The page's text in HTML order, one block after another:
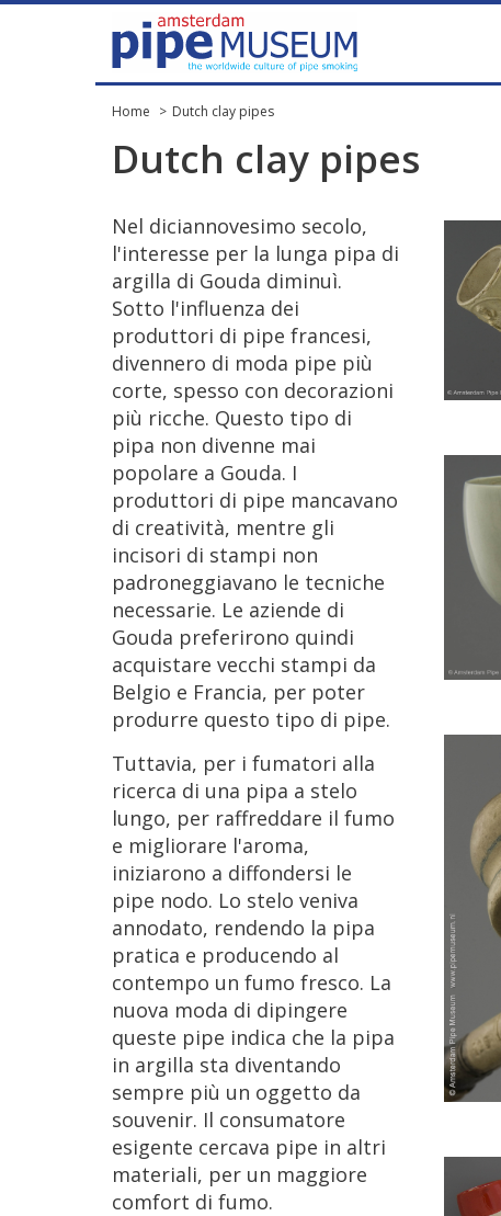
Home Dutch clay pipes
Dutch clay pipes
Nel diciannovesimo secolo,
l'interesse per la lunga pipa di
argilla di Gouda diminuì.
Sotto l'influenza dei
produttori di pipe francesi,
divennero di moda pipe più
corte, spesso con decorazioni
più ricche. Questo tipo di
pipa non divenne mai
popolare a Gouda. I
produttori di pipe mancavano
di creatività, mentre gli
incisori di stampi non
padroneggiavano le tecniche
necessarie. Le aziende di
Gouda preferirono quindi
acquistare vecchi stampi da
Belgio e Francia, per poter
produrre questo tipo di pipe.
Tuttavia, per i fumatori alla
ricerca di una pipa a stelo
lungo, per raffreddare il fumo
e migliorare l'aroma,
iniziarono a diffondersi le
pipe nodo. Lo stelo veniva
annodato, rendendo la pipa
pratica e producendo al
contempo un fumo fresco. La
nuova moda di dipingere
queste pipe indica che la pipa
in argilla sta diventando
sempre più un oggetto da
souvenir. Il consumatore
esigente cercava pipe in altri
materiali, per un maggiore
comfort di fumo.